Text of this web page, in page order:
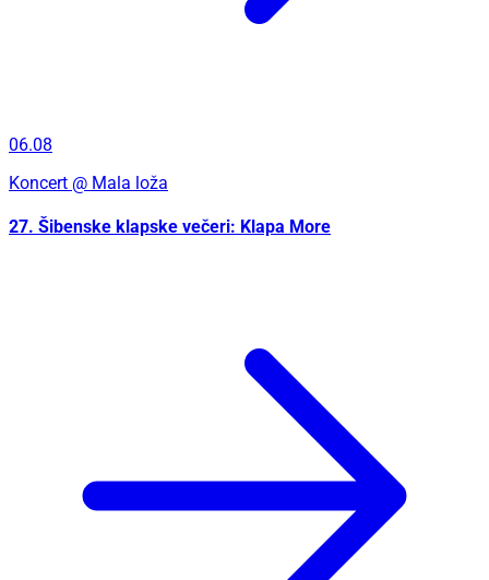
06.08
Koncert @ Mala loža
27. Šibenske klapske večeri: Klapa More